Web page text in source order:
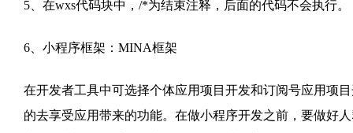
5、在wxs代码块中，/*为结束注释，后面的代码不会执行。
6、小程序框架：MINA框架
在开发者工具中可选择个体应用项目开发和订阅号应用项
的去享受应用带来的功能。在做小程序开发之前，要做好